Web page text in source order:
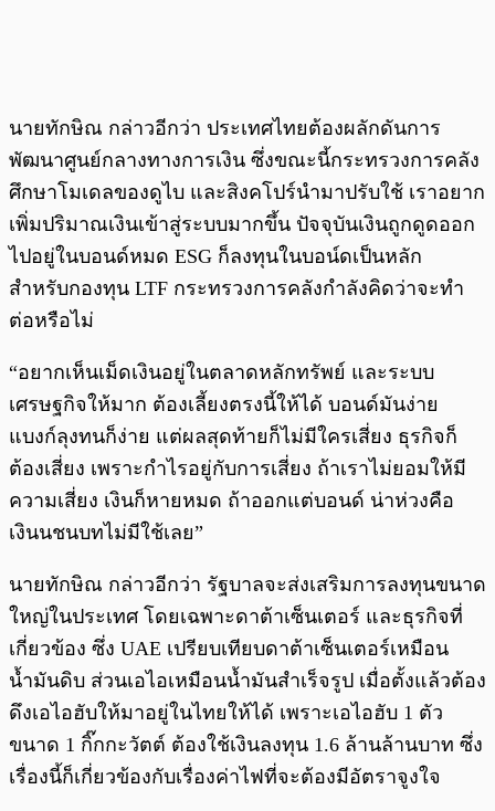
นายทักษิณ กล่าวอีกว่า ประเทศไทยต้องผลักดันการ
พัฒนาศูนย์กลางทางการเงิน ซึ่งขณะนี้กระทรวงการคลัง
ศึกษาโมเดลของดูไบ และสิงคโปร์นำมาปรับใช้ เราอยาก
เพิ่มปริมาณเงินเข้าสู่ระบบมากขึ้น ปัจจุบันเงินถูกดูดออก
ไปอยู่ในบอนด์หมด ESG ก็ลงทุนในบอน์ดเป็นหลัก
สำหรับกองทุน LTF กระทรวงการคลังกำลังคิดว่าจะทำ
ต่อหรือไม่
“อยากเห็นเม็ดเงินอยู่ในตลาดหลักทรัพย์ และระบบ
เศรษฐกิจให้มาก ต้องเลี้ยงตรงนี้ให้ได้ บอนด์มันง่าย
แบงก์ลุงทนก็ง่าย แต่ผลสุดท้ายก็ไม่มีใครเสี่ยง ธุรกิจก็
ต้องเสี่ยง เพราะกำไรอยู่กับการเสี่ยง ถ้าเราไม่ยอมให้มี
ความเสี่ยง เงินก็หายหมด ถ้าออกแต่บอนด์ น่าห่วงคือ
เงินนชนบทไม่มีใช้เลย”
นายทักษิณ กล่าวอีกว่า รัฐบาลจะส่งเสริมการลงทุนขนาด
ใหญ่ในประเทศ โดยเฉพาะดาต้าเซ็นเตอร์ และธุรกิจที่
เกี่ยวข้อง ซึ่ง UAE เปรียบเทียบดาต้าเซ็นเตอร์เหมือน
น้ำมันดิบ ส่วนเอไอเหมือนน้ำมันสำเร็จรูป เมื่อตั้งแล้วต้อง
ดึงเอไอฮับให้มาอยู่ในไทยให้ได้ เพราะเอไอฮับ 1 ตัว
ขนาด 1 กิ๊กกะวัตต์ ต้องใช้เงินลงทุน 1.6 ล้านล้านบาท ซึ่ง
เรื่องนี้ก็เกี่ยวข้องกับเรื่องค่าไฟที่จะต้องมีอัตราจูงใจ